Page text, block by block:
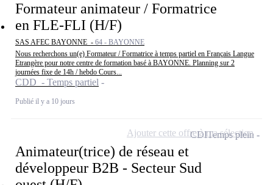
Formateur animateur / Formatrice
en FLE-FLI (H/F)
SAS AFEC BAYONNE - 64 - BAYONNE
Nous recherchons un(e) Formateur / Formatrice à temps partiel en Français Langue
Etrangère pour notre centre de formation basé à BAYONNE. Planning sur 2
journées fixe de 14h / hebdo Cours...
CDD - Temps partiel
Publié il y a 10 jours
Animateur(trice) de réseau et
développeur B2B - Secteur Sud
CDITemps plein
Ajouter cette offre à ma sélection